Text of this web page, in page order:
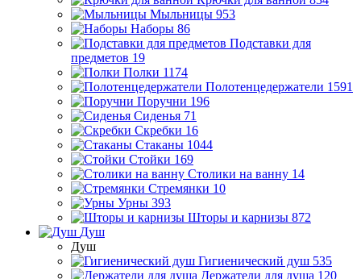
Мыльницы 953
Наборы 86
Подставки для
предметов 19
Полки 1174
Полотенцедержатели 1591
Поручни 196
Сиденья 71
Скребки 16
Стаканы 1044
Стойки 169
Столики на ванну 14
Стремянки 10
Урны 393
Шторы и карнизы 872
Душ
Душ
Гигиенический душ 535
Держатели для душа 120